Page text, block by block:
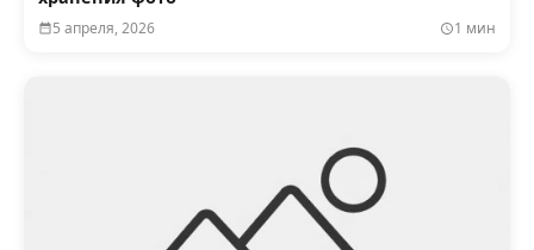
5 апреля, 2026 1 мин